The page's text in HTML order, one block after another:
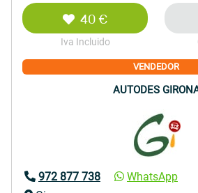
40 €
Iva Incluido
VENDEDOR
AUTODES
972 877 738
WhatsApp